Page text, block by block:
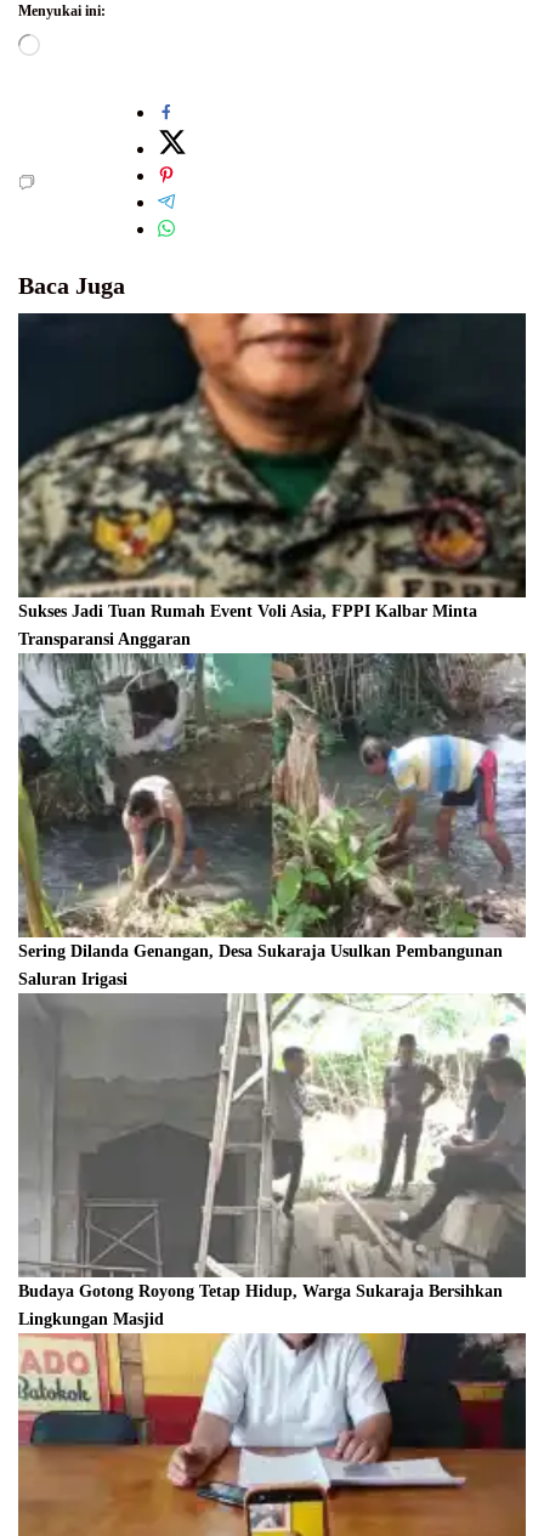
Menyukai ini:
Memuat...
Baca Juga
Sukses Jadi Tuan Rumah Event Voli Asia, FPPI Kalbar Minta
Transparansi Anggaran
Sering Dilanda Genangan, Desa Sukaraja Usulkan Pembangunan
Saluran Irigasi
Budaya Gotong Royong Tetap Hidup, Warga Sukaraja Bersihkan
Lingkungan Masjid